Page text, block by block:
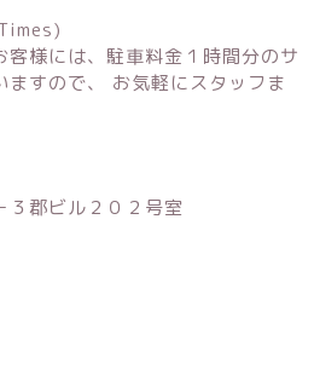
様には、駐車料金１時間分のサ
ますので、 お気軽にスタッフま
３郡ビル２０２号室